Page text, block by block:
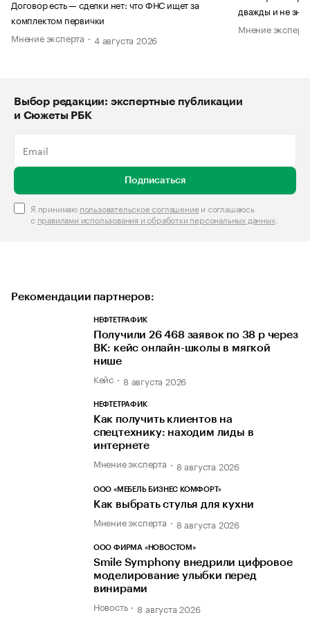
Договор есть — сделки нет: что ФНС ищет за
комплектом первички
Мнение эксперта
4 августа 2026
дважды и не
Мнение
Выбор редакции: экспертные публикации
и Сюжеты РБК
Подписаться
Я принимаю пользовательское соглашениеи соглашаюсь
с правилами использования и обработки персональных данных.
Рекомендации партнеров:
НЕФТЕТРАФИК
Получили 26 468 заявок по 38 р через
ВК: кейс онлайн-школы в мягкой
нише
Кейс 8 августа 2026
НЕФТЕТРАФИК
Как получить клиентов на
спецтехнику: находим лиды в
интернете
Мнение эксперта 8 августа 2026
ООО «МЕБЕЛЬ БИЗНЕС КОМФОРТ»
Как выбрать стулья для кухни
Мнение эксперта 8 августа 2026
ООО ФИРМА «НОВОСТОМ»
Smile Symphony внедрили цифровое
моделирование улыбки перед
винирами
Новость 8 августа 2026